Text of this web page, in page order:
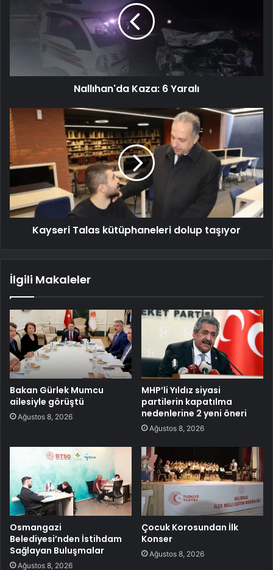
Nallıhan'da Kaza: 6 Yaralı
Kayseri Talas kütüphaneleri dolup taşıyor
İlgili Makaleler
Bakan Gürlek Mumcu
ailesiyle görüştü
Ağustos 8, 2026
MHP’li Yıldız siyasi
partilerin kapatılma
nedenlerine 2 yeni öneri
Ağustos 8, 2026
Osmangazi
Belediyesi’nden İstihdam
Sağlayan Buluşmalar
Ağustos 8, 2026
Çocuk Korosundan İlk
Konser
Ağustos 8, 2026